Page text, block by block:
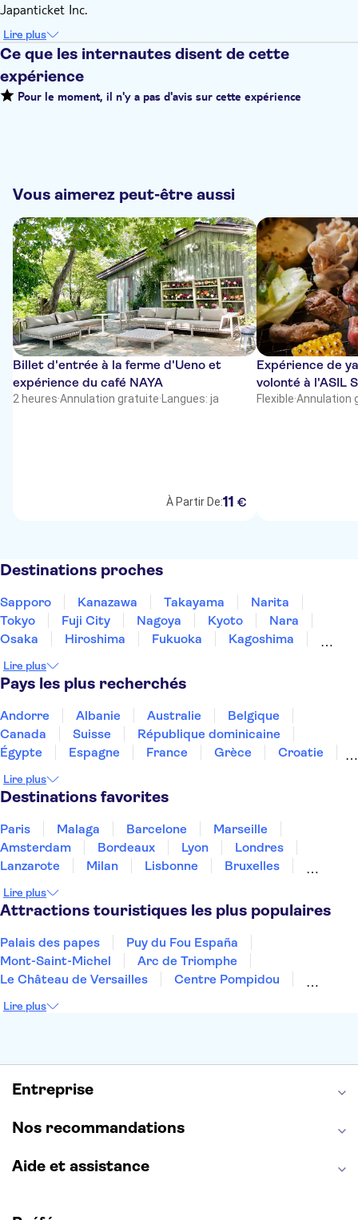
Japanticket Inc.
Lire plus
Ce que les internautes disent de cette
expérience
Pour le moment, il n'y a pas d'avis sur cette expérience
Vous aimerez peut-être aussi
Billet d'entrée à la ferme d'Ueno et
expérience du café NAYA
2 heures·Annulation gratuite· Langues: ja
À Partir De:11 €
Expérience de
volonté à l'ASIL
Flexible·Annulation
Destinations proches
Sapporo Kanazawa Takayama
Narita
Tokyo
Fuji City Nagoya Kyoto
Nara
Osaka
Hiroshima Fukuoka
Kagoshima
Lire plus
Pays les plus recherchés
Andorre Albanie Australie
Belgique
Canada
Suisse
République dominicaine
Égypte
Espagne France Grèce
Croatie
Thaïlande
Tunisie
Lire plus
Destinations favorites
Paris Malaga Barcelone
Marseille
Amsterdam
Bordeaux Lyon
Londres
Lanzarote
Milan Lisbonne
Bruxelles
Dubai
Minorque Copenhague Montpellier
Lire plus
Attractions touristiques les plus populaires
Palais des papes
Puy du Fou España
Mont-Saint-Michel
Arc de Triomphe
Le Château de Versailles
Centre Pompidou
La Chapelle Sixtine
Opéra Garnier
Lire plus
Entreprise
Nos recommandations
Aide et assistance